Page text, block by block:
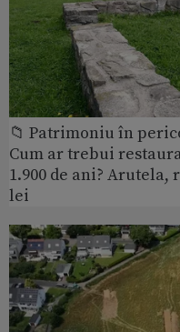
📁 Patrimoniu în
Cum ar trebui
1.900 de ani?
lei